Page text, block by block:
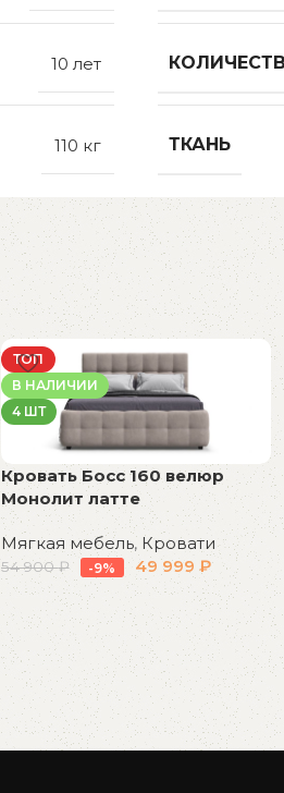
10 лет
110 кг ТКАНЬ
ТОП
В НАЛИЧИИ
4 ШТ
Кровать Босс 160 велюр
Монолит латте
Мягкая мебель, Кровати
54 900₽ -9% 49 999 ₽
В корзину